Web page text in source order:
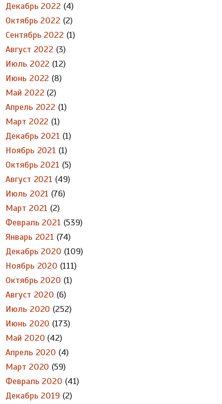
Декабрь 2022 (4)
Октябрь 2022 (2)
Сентябрь 2022 (1)
Август 2022 (3)
Июль 2022 (12)
Июнь 2022 (8)
Май 2022 (2)
Апрель 2022 (1)
Март 2022 (1)
Декабрь 2021 (1)
Ноябрь 2021 (1)
Октябрь 2021 (5)
Август 2021 (49)
Июль 2021 (76)
Март 2021 (2)
Февраль 2021 (539)
Январь 2021 (74)
Декабрь 2020 (109)
Ноябрь 2020 (111)
Октябрь 2020 (1)
Август 2020 (6)
Июль 2020 (252)
Июнь 2020 (173)
Май 2020 (42)
Апрель 2020 (4)
Март 2020 (59)
Февраль 2020 (41)
Декабрь 2019 (2)